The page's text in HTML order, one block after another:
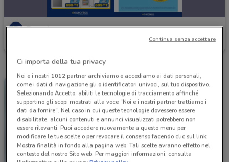
Euronics
643 m
Ci importa della tua privacy
Noi e i nostri 1012partner archiviamo e accediamo ai dati personali,
come i dati di navigazione gli o identificatori univoci, sul tuo dispositivo.
Selezionando Accetto, abiliti le tecnologie di tracciamento affinché
supportino gli scopi mostrati alla voce "Noi e i nostri partner trattiamo i
dati da fornire". Nel caso in cui queste tecnologie dovessero essere
disabilitate, alcuni contenuti e annunci visualizzati potrebbero non
essere rilevanti. Puoi accedere nuovamente a questo menu per
modificare le tue scelte o per revocare il consenso facendo clic sul link
Mostra finalità in fondo alla pagina web. Tali scelte avranno effetto nel
contesto del nostro Sito web. Per maggiori informazioni, consulta
Continua senza accettare